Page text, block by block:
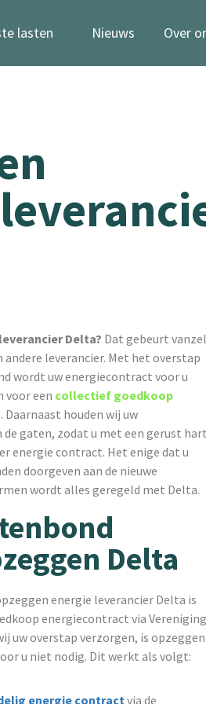
lasten Nieuws Over
Delta? Dat gebeurt
leverancier. Met het overstap
wordt uw energiecontract voor u
voor een collectief goedkoop
Daarnaast houden wij uw
gaten, zodat u met een gerust
energie contract. Het enige dat u
doorgeven aan de nieuwe
wordt alles geregeld met Delta.
Delta
energie leverancier Delta is
energiecontract via
uw overstap verzorgen, is opzeggen
u niet nodig. Dit werkt als volgt:
energie contractvia de